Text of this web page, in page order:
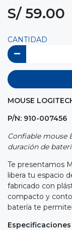
S/ 59.00
CANTIDAD
MOUSE
P/N: 910-007456
Confiable mouse
duración de
Te presentamos
libera tu espacio
fabricado con
compacto y
batería te